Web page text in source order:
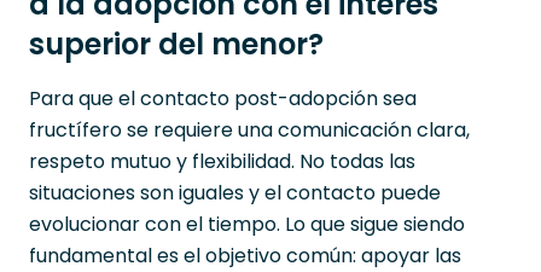
superior del menor?
Para que el contacto post-adopción sea
fructífero se requiere una comunicación clara,
respeto mutuo y flexibilidad. No todas las
situaciones son iguales y el contacto puede
evolucionar con el tiempo. Lo que sigue siendo
fundamental es el objetivo común: apoyar las